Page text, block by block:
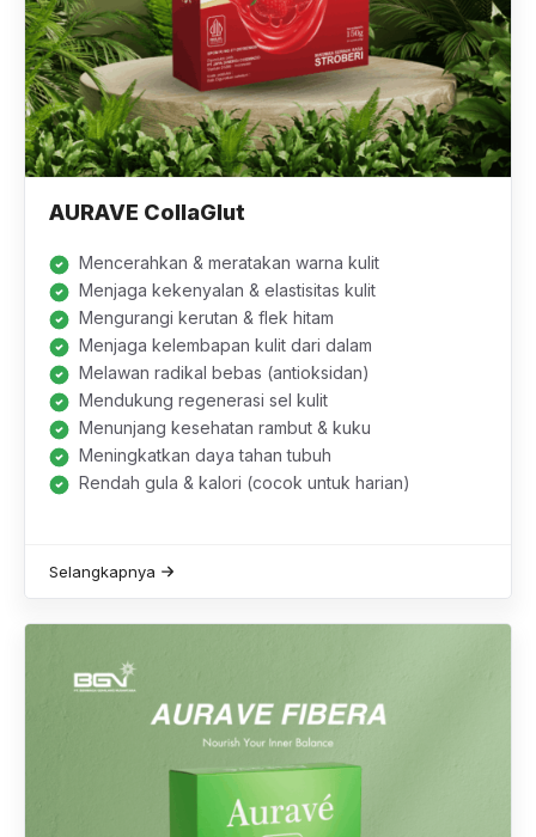
AURAVE CollaGlut
Mencerahkan & meratakan warna kulit
Menjaga kekenyalan & elastisitas kulit
Mengurangi kerutan & flek hitam
Menjaga kelembapan kulit dari dalam
Melawan radikal bebas (antioksidan)
Mendukung regenerasi sel kulit
Menunjang kesehatan rambut & kuku
Meningkatkan daya tahan tubuh
Rendah gula & kalori (cocok untuk harian)
Selangkapnya